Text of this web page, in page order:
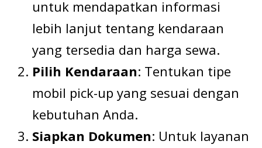
untuk mendapatkan informasi
lebih lanjut tentang kendaraan
yang tersedia dan harga sewa.
Pilih Kendaraan: Tentukan tipe
mobil pick-up yang sesuai dengan
kebutuhan Anda.
Siapkan Dokumen: Untuk layanan